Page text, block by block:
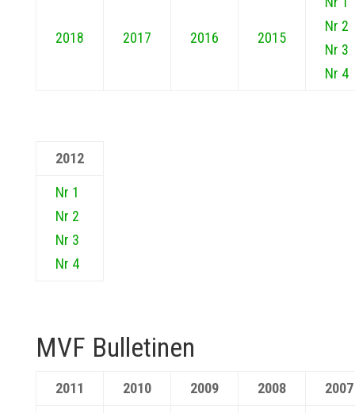
2018 2017 2016 2015
Nr 2
Nr 3
Nr 4
2012
Nr 1
Nr 2
Nr 3
Nr 4
MVF Bulletinen
2011 2010 2009 2008 2007